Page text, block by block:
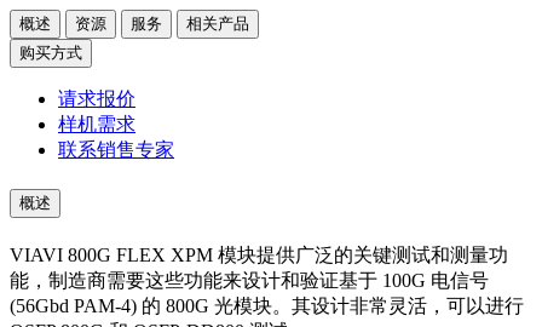
概述 资源 服务
相关产品
购买方式
请求报价
样机需求
联系销售专家
概述
VIAVI 800G FLEX XPM 模块提供广泛的关键测试和测量功
能，制造商需要这些功能来设计和验证基于 100G 电信号
(56Gbd PAM-4) 的 800G 光模块。其设计非常灵活，可以进行